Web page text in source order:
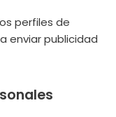
perfiles de
enviar publicidad